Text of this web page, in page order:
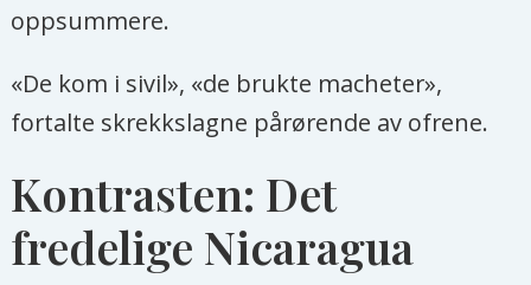
oppsummere.
«De kom i sivil», «de brukte macheter»,
fortalte skrekkslagne pårørende av ofrene.
Kontrasten: Det
fredelige Nicaragua